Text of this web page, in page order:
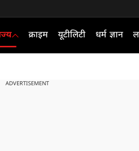
क्राइम यूटीलिटी धर्म ज्ञान
ADVERTISEMENT